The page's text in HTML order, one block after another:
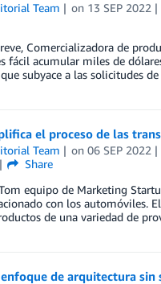
Team on 13 SEP 2022
Comercializadora de
fácil acumular miles de
subyace a las solicitudes
el proceso de las
Team on06 SEP 2022
Share
equipo de Marketing
con los automóviles.
de una variedad de
de arquitectura